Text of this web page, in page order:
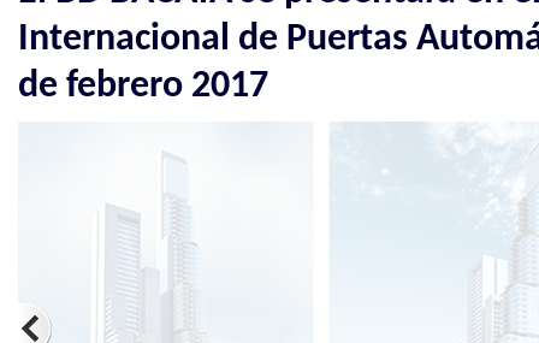
Internacional de Puertas
de febrero 2017